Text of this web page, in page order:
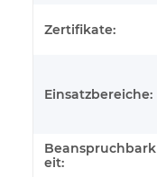
Zertifikate:
Einsatzbereiche:
Beanspruchbark
eit: